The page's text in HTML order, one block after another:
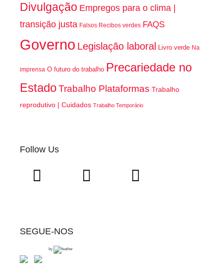
Divulgação Empregos para o clima |
transição justa Falsos Recibos verdes FAQS
Governo Legislação laboral Livro verde Na
imprensa O futuro do trabalho Precariedade no
EstadoTrabalho Plataformas Trabalho
reprodutivo | Cuidados Trabalho Temporário
Follow Us
SEGUE-NOS
by